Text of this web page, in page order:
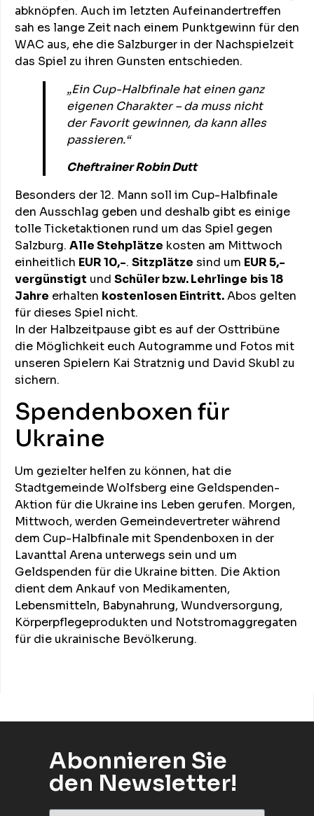
abknöpfen. Auch im letzten Aufeinandertreffen
sah es lange Zeit nach einem Punktgewinn für den
WAC aus, ehe die Salzburger in der Nachspielzeit
das Spiel zu ihren Gunsten entschieden.
„Ein Cup-Halbfinale hat einen ganz
eigenen Charakter – da muss nicht
der Favorit gewinnen, da kann alles
passieren.“
Cheftrainer Robin Dutt
Besonders der 12. Mann soll im Cup-Halbfinale
den Ausschlag geben und deshalb gibt es einige
tolle Ticketaktionen rund um das Spiel gegen
Salzburg. Alle Stehplätze kosten am Mittwoch
einheitlich EUR 10,-. Sitzplätze sind um EUR 5,-
vergünstigt und Schüler bzw. Lehrlinge bis 18
Jahre erhalten kostenlosen Eintritt.Abos gelten
für dieses Spiel nicht.
In der Halbzeitpause gibt es auf der Osttribüne
die Möglichkeit euch Autogramme und Fotos mit
unseren Spielern Kai Stratznig und David Skubl zu
sichern.
Spendenboxen für
Ukraine
Um gezielter helfen zu können, hat die
Stadtgemeinde Wolfsberg eine Geldspenden-
Aktion für die Ukraine ins Leben gerufen. Morgen,
Mittwoch, werden Gemeindevertreter während
dem Cup-Halbfinale mit Spendenboxen in der
Lavanttal Arena unterwegs sein und um
Geldspenden für die Ukraine bitten. Die Aktion
dient dem Ankauf von Medikamenten,
Lebensmitteln, Babynahrung, Wundversorgung,
Körperpflegeprodukten und Notstromaggregaten
für die ukrainische Bevölkerung.
Abonnieren Sie
den Newsletter!